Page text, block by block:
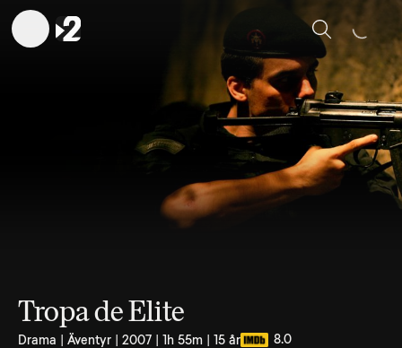
Sök
Tropa de Elite
Drama | Äventyr | 2007 | 1h 55m | 15 år 8.0